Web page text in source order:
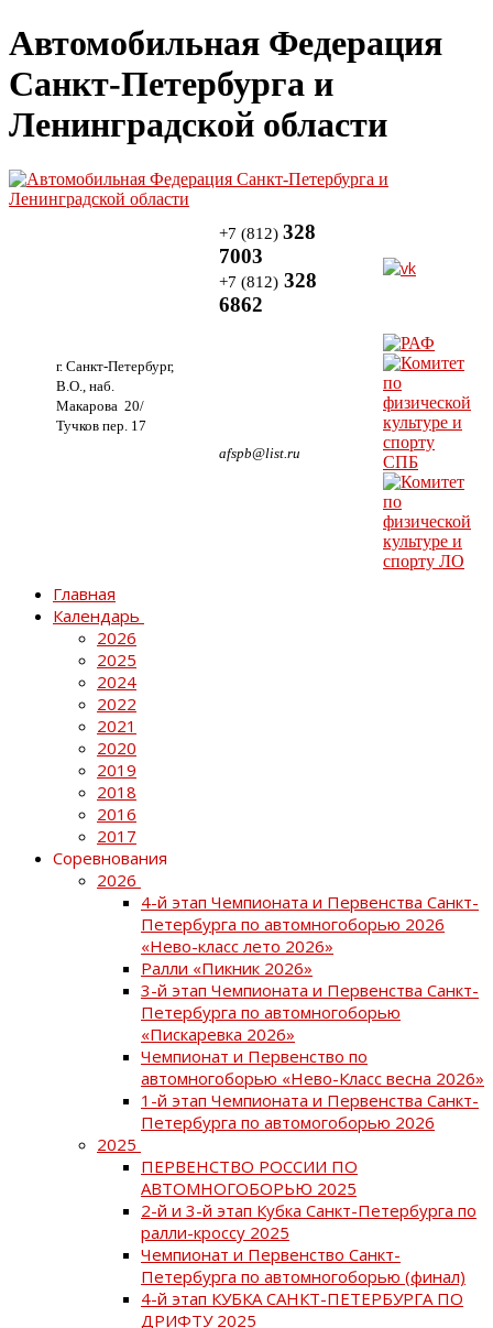
Автомобильная Федерация
Санкт-Петербурга и
Ленинградской области
г. Санкт-Петербург,
В.О., наб.
Макарова 20/
Тучков пер. 17
+7 (812) 328
7003
+7 (812) 328
6862
afspb@list.ru
Главная
Календарь
2026
2025
2024
2022
2021
2020
2019
2018
2016
2017
Соревнования
2026
4-й этап Чемпионата и Первенства Санкт-
Петербурга по автомногоборью 2026
«Нево-класс лето 2026»
Ралли «Пикник 2026»
3-й этап Чемпионата и Первенства Санкт-
Петербурга по автомногоборью
«Пискаревка 2026»
Чемпионат и Первенство по
автомногоборью «Нево-Класс весна 2026»
1-й этап Чемпионата и Первенства Санкт-
Петербурга по автомогоборью 2026
2025
ПЕРВЕНСТВО РОССИИ ПО
АВТОМНОГОБОРЬЮ 2025
2-й и 3-й этап Кубка Санкт-Петербурга по
ралли-кроссу 2025
Чемпионат и Первенство Санкт-
Петербурга по автомногоборью (финал)
4-й этап КУБКА САНКТ-ПЕТЕРБУРГА ПО
ДРИФТУ 2025